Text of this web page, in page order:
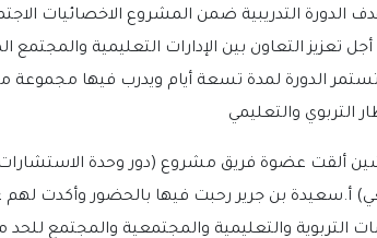
الدورة التدريبية ضمن المشروع الاخصائيات
أجل تعزيز التعاون بين الإدارات التعليمية
الدورة لمدة تسعة أيام ويدرب فيها مجموعة
التربوي والتعليمي
ألقت عضوة فريق مشروع (دور وحدة الاستشارات
أ.سعيدة بن جرير رحبت فيها بالحضور وأكدت لهم
التربوية والتعليمية والمجتمعية والمجتمع للحد